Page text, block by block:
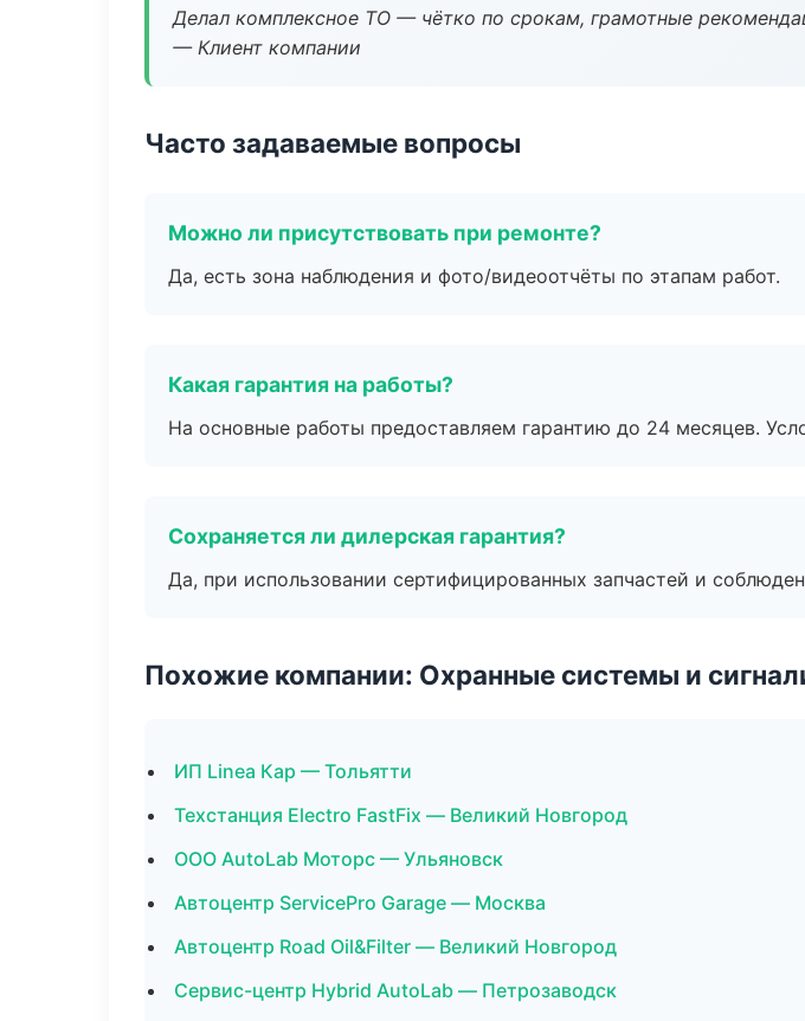
Делал комплексное ТО — чётко по срокам, грамотные
— Клиент компании
Часто задаваемые вопросы
Можно ли присутствовать при ремонте?
Да, есть зона наблюдения и фото/видеоотчёты по этапам работ.
Какая гарантия на работы?
На основные работы предоставляем гарантию до 24 месяцев.
Сохраняется ли дилерская гарантия?
Да, при использовании сертифицированных запчастей и
Похожие компании: Охранные системы и
ИП Linea Кар — Тольятти
Техстанция Electro FastFix — Великий Новгород
ООО AutoLab Моторс — Ульяновск
Автоцентр ServicePro Garage — Москва
Автоцентр Road Oil&Filter — Великий Новгород
Сервис-центр Hybrid AutoLab — Петрозаводск